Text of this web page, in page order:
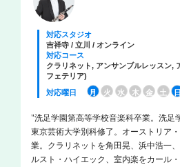
対応スタジオ
吉祥寺 / 立川 / オンライン
対応コース
クラリネット, アンサンブルレッスン,
フェテリア)
対応曜日
月 火 水 木 金 土 日
"洗足学園第高等学校音楽科卒業。洗足
東京芸術大学別科修了。オーストリア
業。クラリネットを角田晃、浜中浩一
ルスト・ハイエック、室内楽をカール